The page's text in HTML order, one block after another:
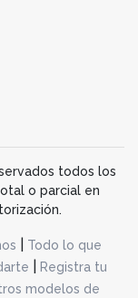
todos los
o parcial en
Todo lo que
Registra tu
modelos de